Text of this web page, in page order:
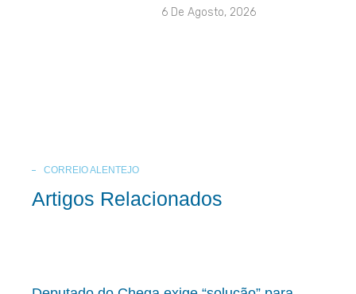
6 De Agosto, 2026
CORREIO ALENTEJO
Artigos Relacionados